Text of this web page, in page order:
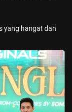
yang hangat dan